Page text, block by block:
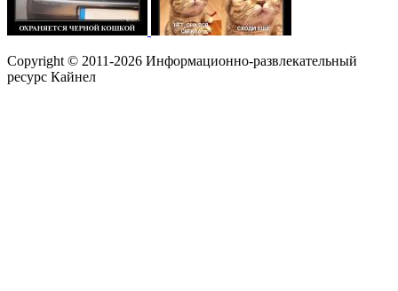
Copyright © 2011-2026 Информационно-развлекательный
ресурс Кайнел